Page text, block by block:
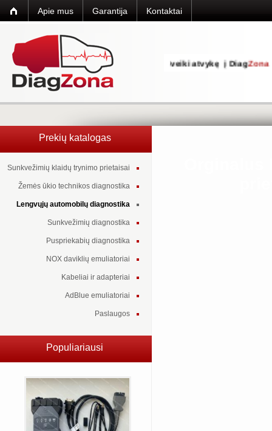
Apie mus Garantija Kontaktai
Sveiki atvykę į DiagZona
Prekių katalogas
Sunkvežimių klaidų trynimo prietaisai
Žemės ūkio technikos diagnostika
Lengvųjų automobilų diagnostika
Sunkvežimių diagnostika
Puspriekabių diagnostika
NOX daviklių emuliatoriai
Kabeliai ir adapteriai
AdBlue emuliatoriai
Paslaugos
Populiariausi